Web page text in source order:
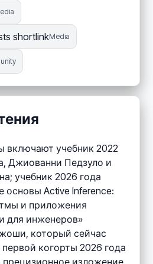
shortlinkMedia
включают учебник 2022
Джиованни Педзуло и
учебник 2026 года
основы Active Inference:
и приложения
для инженеров»
который сейчас
когорты 2026 года